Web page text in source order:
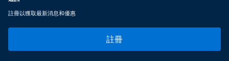
註冊以獲取最新消息和優惠
註冊